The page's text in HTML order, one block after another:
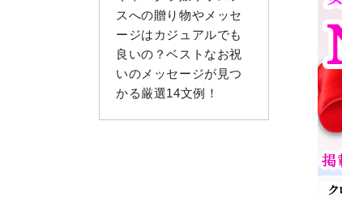
スへの贈り物やメッセ
ージはカジュアルでも
良いの？ベストなお祝
いのメッセージが見つ
かる厳選14文例！